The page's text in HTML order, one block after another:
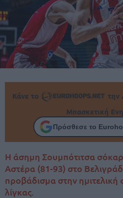
Κάνε το
την
Μπασκετική
Πρόσθεσε το
Η άσημη Σουμπότιτσα
Αστέρα (81-93) στο
προβάδισμα στην ημιτελική
λίγκας.